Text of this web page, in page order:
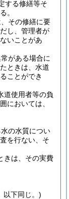
する修繕等そ
。
その修繕に要
し、管理者が
いことがあ
がある場合に
ときは、水道
ことができ
道使用者等の負
においては、
の水質につい
を行ない、そ
きは、その実費
以下同じ。)